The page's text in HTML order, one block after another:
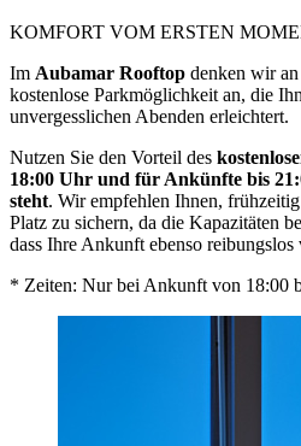
KOMFORT VOM ERSTEN
Im Aubamar Rooftop denken wir
kostenlose Parkmöglichkeit an, die
unvergesslichen Abenden erleichtert.
Nutzen Sie den Vorteil des
18:00 Uhr und für Ankünfte bis
steht. Wir empfehlen Ihnen,
Platz zu sichern, da die Kapazitäten
dass Ihre Ankunft ebenso
* Zeiten: Nur bei Ankunft von 18:00